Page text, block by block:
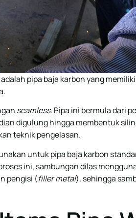
pipa baja karbon yang
seamless. Pipa ini bermula dari
digulung hingga membentuk
teknik pengelasan.
untuk pipa baja karbon
ini, sambungan dilas
pengisi (filler metal), sehingga